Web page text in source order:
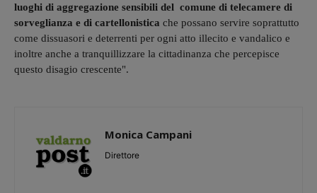
luoghi di aggregazione sensibili del comune di telecamere di
sorveglianza e di cartellonistica che possano servire soprattutto
come dissuasori e deterrenti per ogni atto illecito e vandalico e
inoltre anche a tranquillizzare la cittadinanza che percepisce
questo disagio crescente".
Monica Campani
Direttore